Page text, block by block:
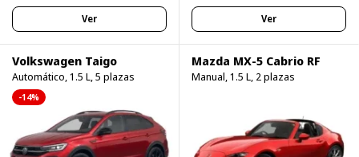
Ver Ver
Volkswagen Taigo
Automático, 1.5 L, 5 plazas
-14%
Mazda MX-5 Cabrio RF
Manual, 1.5 L, 2 plazas